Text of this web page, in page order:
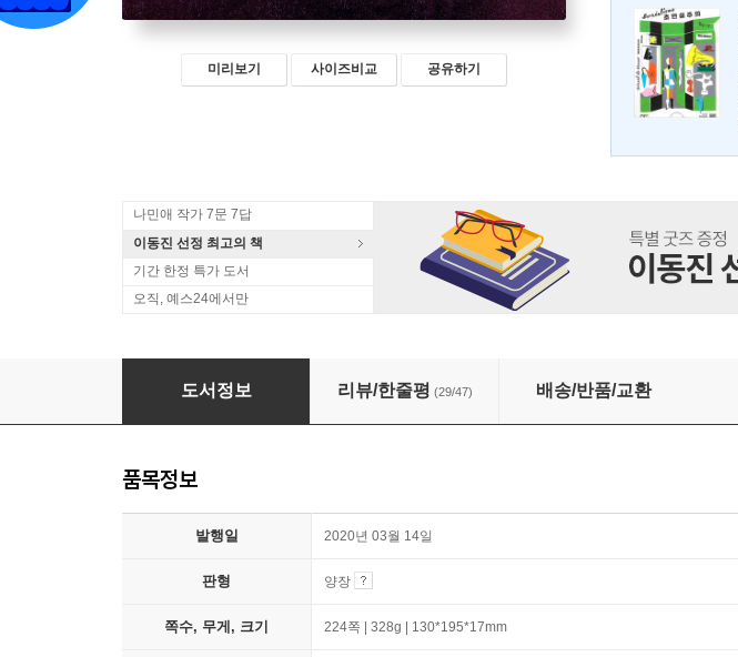
미리보기 사이즈비교 공유하기
나민애 작가 7문 7답
이동진 선정 최고의 책
기간 한정 특가 도서
오직, 예스24에서만
도서정보 리뷰/한줄평 (29/47) 배송/반품/교환
품목정보
발행일 2020년 03월 14일
판형 양장
쪽수, 무게, 크기 224쪽 | 328g | 130*195*17mm